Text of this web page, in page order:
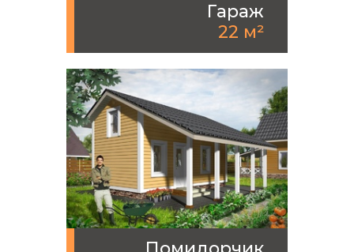
Гараж
22 м²